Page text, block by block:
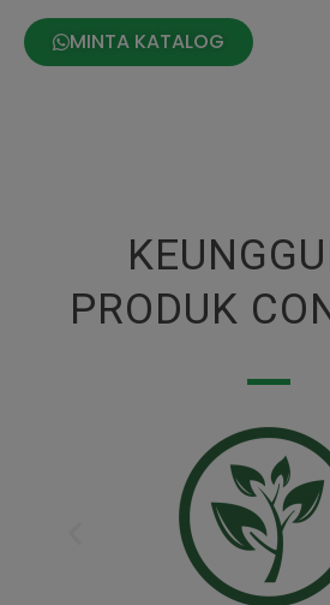
MINTA KATALOG
PRODUK